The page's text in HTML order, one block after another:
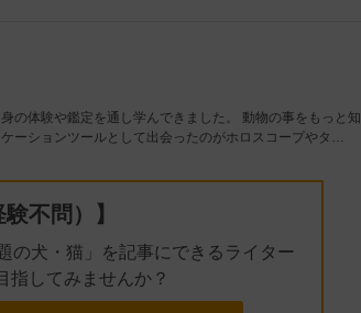
の体験や鑑定を通し学んできました。 動物の事をもっと知
ーションツールとして出会ったのがホロスコープやタ…
不問）】
の犬・猫」を記事にできるライター
指してみませんか？